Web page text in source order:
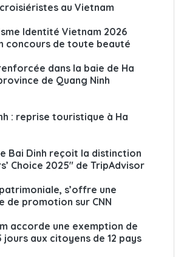
au Vietnam
Identité Vietnam 2026
concours de toute beauté
dans la baie de Ha
de Quang Ninh
: reprise touristique à Ha
Bai Dinh reçoit la distinction
Choice 2025" de TripAdvisor
s’offre une
de promotion sur CNN
accorde une exemption de
jours aux citoyens de 12 pays